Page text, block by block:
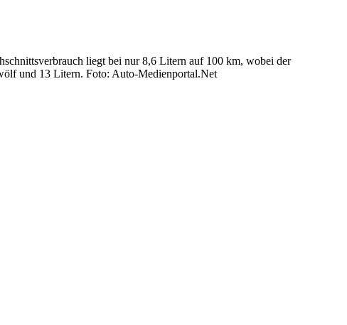
liegt bei nur 8,6 Litern auf 100 km, wobei der
und 13 Litern. Foto: Auto-Medienportal.Net